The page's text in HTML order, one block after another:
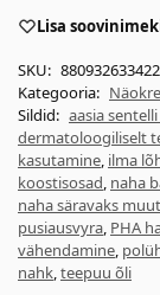
Lisa
SKU:
Kategooria:
Sildid: aasia
dermatoloogiliselt
kasutamine, ilma
koostisosad, naha
naha säravaks
pusiausvyra, PHA
vähendamine,
nahk,teepuu õli